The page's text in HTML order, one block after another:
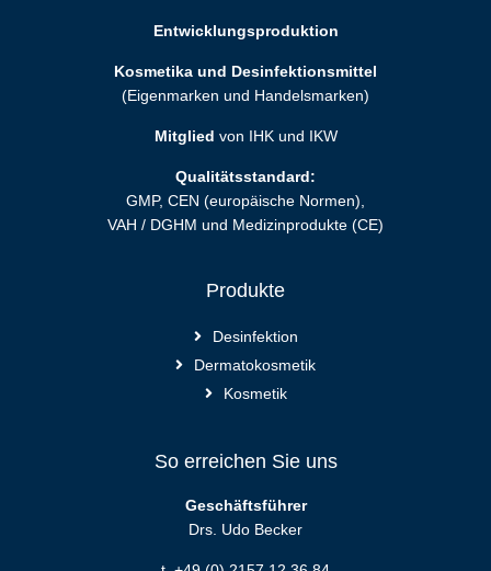
Entwicklungsproduktion
Kosmetika und Desinfektionsmittel
(Eigenmarken und Handelsmarken)
Mitglied von IHK und IKW
Qualitätsstandard:
GMP, CEN (europäische Normen),
VAH / DGHM und Medizinprodukte (CE)
Produkte
Desinfektion
Dermatokosmetik
Kosmetik
So erreichen Sie uns
Geschäftsführer
Drs. Udo Becker